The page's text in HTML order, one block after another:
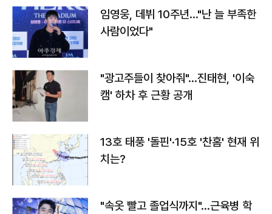
임영웅, 데뷔 10주년…"난 늘 부족한
사람이었다"
"광고주들이 찾아줘"…진태현, '이숙
캠' 하차 후 근황 공개
13호 태풍 '돌핀'·15호 '찬홈' 현재 위
치는?
"속옷 빨고 졸업식까지"…근육병 학